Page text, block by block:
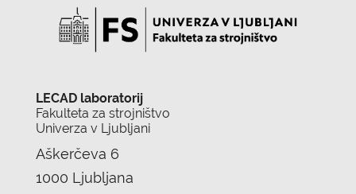
LECAD laboratorij
Fakulteta za strojništvo
Univerza v Ljubljani
Aškerčeva 6
1000 Ljubljana